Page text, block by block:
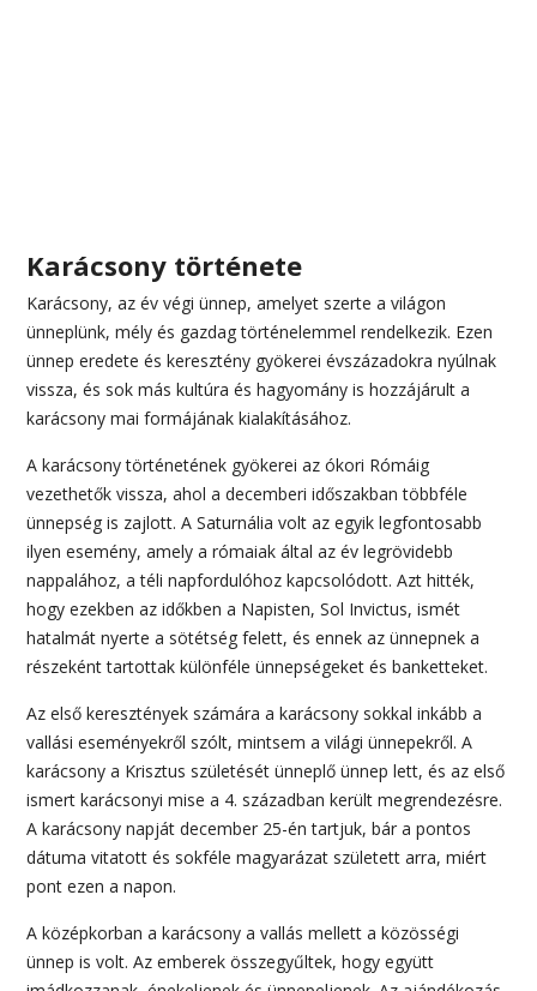
Karácsony története
Karácsony, az év végi ünnep, amelyet szerte a világon
ünneplünk, mély és gazdag történelemmel rendelkezik. Ezen
ünnep eredete és keresztény gyökerei évszázadokra nyúlnak
vissza, és sok más kultúra és hagyomány is hozzájárult a
karácsony mai formájának kialakításához.
A karácsony történetének gyökerei az ókori Rómáig
vezethetők vissza, ahol a decemberi időszakban többféle
ünnepség is zajlott. A Saturnália volt az egyik legfontosabb
ilyen esemény, amely a rómaiak által az év legrövidebb
nappalához, a téli napfordulóhoz kapcsolódott. Azt hitték,
hogy ezekben az időkben a Napisten, Sol Invictus, ismét
hatalmát nyerte a sötétség felett, és ennek az ünnepnek a
részeként tartottak különféle ünnepségeket és banketteket.
Az első keresztények számára a karácsony sokkal inkább a
vallási eseményekről szólt, mintsem a világi ünnepekről. A
karácsony a Krisztus születését ünneplő ünnep lett, és az első
ismert karácsonyi mise a 4. században került megrendezésre.
A karácsony napját december 25-én tartjuk, bár a pontos
dátuma vitatott és sokféle magyarázat született arra, miért
pont ezen a napon.
A középkorban a karácsony a vallás mellett a közösségi
ünnep is volt. Az emberek összegyűltek, hogy együtt